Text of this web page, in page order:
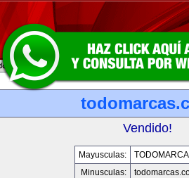
Vendido!
Mayusculas:
Minusculas: